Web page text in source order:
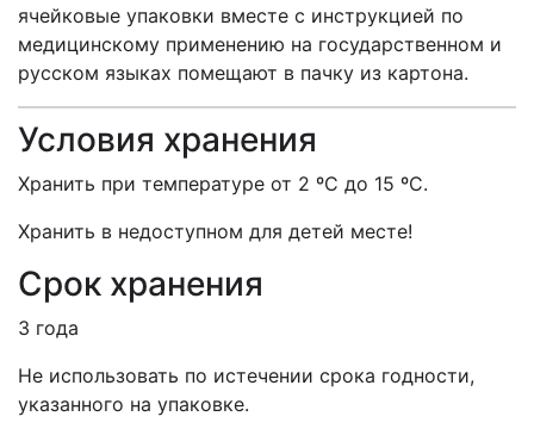
ячейковые упаковки вместе с инструкцией по
медицинскому применению на государственном и
русском языках помещают в пачку из картона.
Условия хранения
Хранить при температуре от 2 ºС до 15 ºС.
Хранить в недоступном для детей месте!
Срок хранения
3 года
Не использовать по истечении срока годности,
указанного на упаковке.